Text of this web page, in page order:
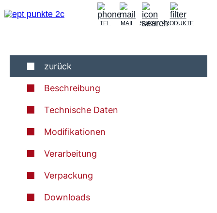
TEL MAIL SUCHEPRODUKTE
zurück
Beschreibung
Technische Daten
Modifikationen
Verarbeitung
Verpackung
Downloads